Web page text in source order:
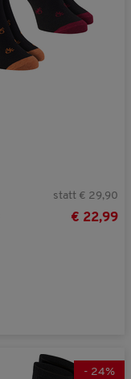
statt € 29,90
€ 22,99
- 24%